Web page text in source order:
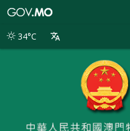
別
34°C